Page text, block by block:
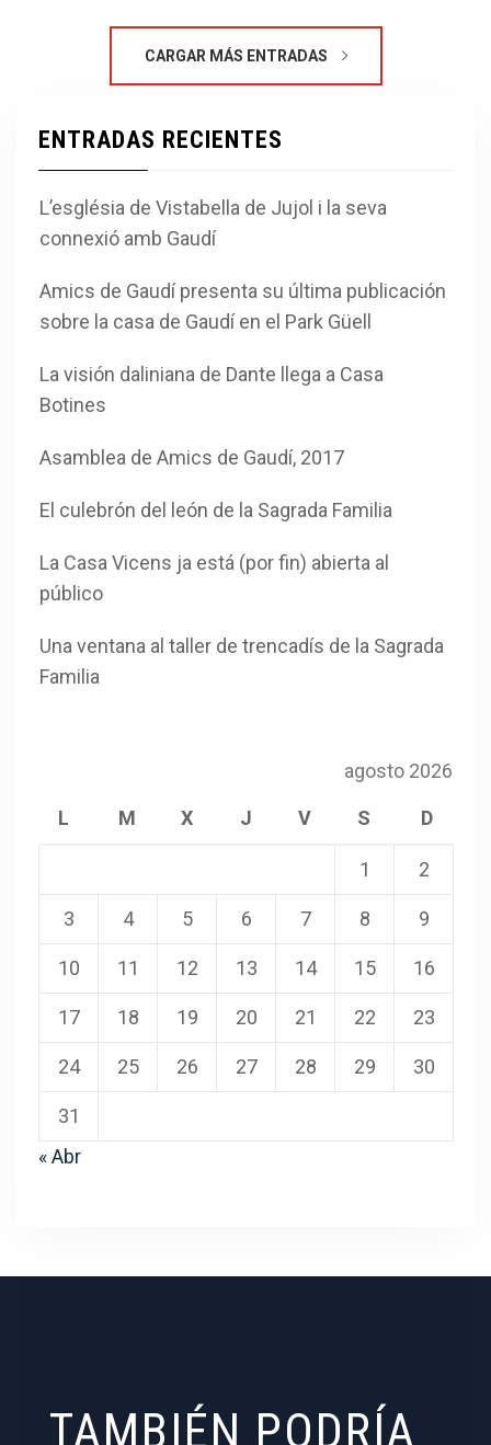
CARGAR MÁS ENTRADAS
ENTRADAS RECIENTES
L’església de Vistabella de Jujol i la seva
connexió amb Gaudí
Amics de Gaudí presenta su última publicación
sobre la casa de Gaudí en el Park Güell
La visión daliniana de Dante llega a Casa
Botines
Asamblea de Amics de Gaudí, 2017
El culebrón del león de la Sagrada Familia
La Casa Vicens ja está (por fin) abierta al
público
Una ventana al taller de trencadís de la Sagrada
Familia
agosto 2026
L M X J V S D
1 2
3 4 5 6 7 8 9
10 11 12 13 14 15 16
17 18 19 20 21 22 23
24 25 26 27 28 29 30
31
« Abr
TAMBIÉN PODRÍA